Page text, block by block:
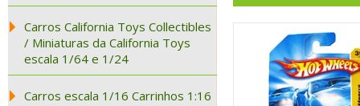
Carros California Toys Collectibles
/ Miniaturas da California Toys
escala 1/64 e 1/24
Carros escala 1/16 Carrinhos 1:16